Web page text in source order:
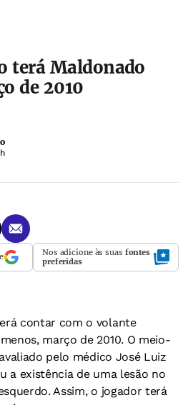
terá Maldonado
de 2010
Nos adicione às suas fontes
preferidas
contar com o volante
março de 2010. O meio-
pelo médico José Luiz
a existência de uma lesão no
Assim, o jogador terá